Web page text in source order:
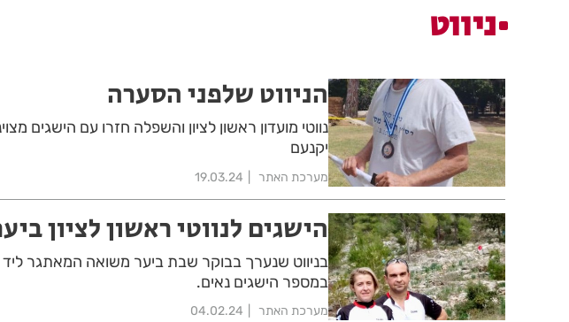
ניווט
הניווט שלפני הסערה
נווטי מועדון ראשון לציון והשפלה חזרו עם הישגים
יקנעם
מערכת האתר 19.03.24
הישגים לנווטי ראשון לציון
בניווט שנערך בבוקר שבת ביער משואה המאתגר ליד
במספר הישגים נאים.
מערכת האתר 04.02.24